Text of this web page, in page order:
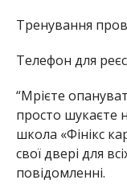
Тренування
Телефон для
“Мрієте
просто шукаєте
школа «Фінікс
свої двері для
повідомленні.